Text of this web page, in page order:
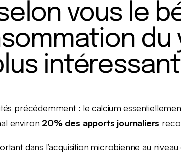
vous le
du
précédemment : le calcium
environ 20% des apports journaliers
dans l’acquisition microbienne au niveau